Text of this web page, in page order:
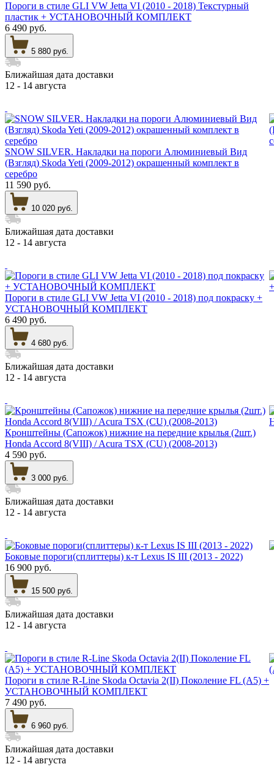
Пороги в стиле GLI VW Jetta VI (2010 - 2018) Текстурный
пластик + УСТАНОВОЧНЫЙ КОМПЛЕКТ
6 490 руб.
5 880 руб.
Ближайшая дата доставки
12 - 14 августа
SNOW SILVER. Накладки на пороги Алюминиевый Вид
(Взгляд) Skoda Yeti (2009-2012) окрашенный комплект в
серебро
11 590 руб.
10 020 руб.
Ближайшая дата доставки
12 - 14 августа
Пороги в стиле GLI VW Jetta VI (2010 - 2018) под покраску +
УСТАНОВОЧНЫЙ КОМПЛЕКТ
6 490 руб.
4 680 руб.
Ближайшая дата доставки
12 - 14 августа
Кронштейны (Сапожок) нижние на передние крылья (2шт.)
Honda Accord 8(VIII) / Acura TSX (CU) (2008-2013)
4 590 руб.
3 000 руб.
Ближайшая дата доставки
12 - 14 августа
Боковые пороги(сплиттеры) к-т Lexus IS III (2013 - 2022)
16 900 руб.
15 500 руб.
Ближайшая дата доставки
12 - 14 августа
Пороги в стиле R-Line Skoda Octavia 2(II) Поколение FL (A5) +
УСТАНОВОЧНЫЙ КОМПЛЕКТ
7 490 руб.
6 960 руб.
Ближайшая дата доставки
12 - 14 августа